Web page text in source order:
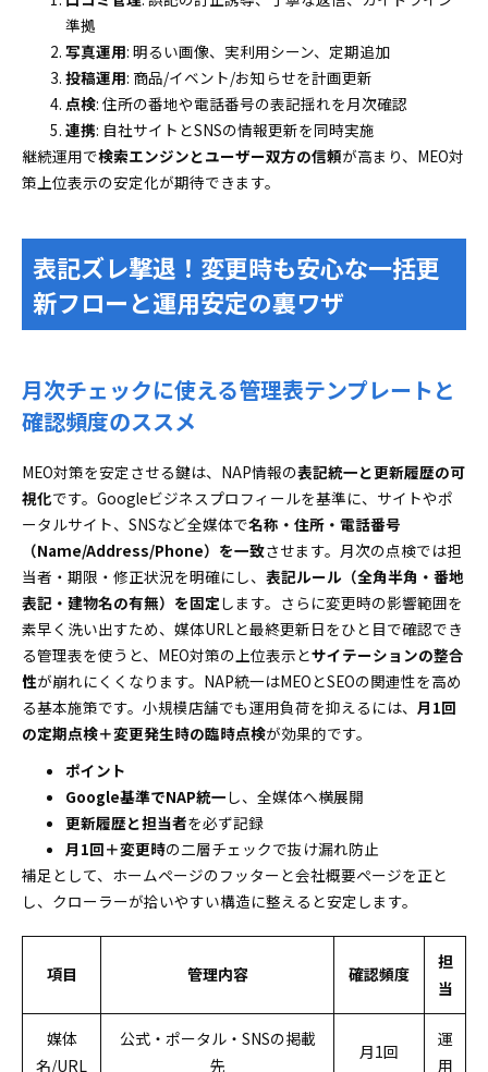
準拠
写真運用: 明るい画像、実利用シーン、定期追加
投稿運用: 商品/イベント/お知らせを計画更新
点検: 住所の番地や電話番号の表記揺れを月次確認
連携: 自社サイトとSNSの情報更新を同時実施
継続運用で検索エンジンとユーザー双方の信頼が高まり、MEO対
策上位表示の安定化が期待できます。
表記ズレ撃退！変更時も安心な一括更
新フローと運用安定の裏ワザ
月次チェックに使える管理表テンプレートと
確認頻度のススメ
MEO対策を安定させる鍵は、NAP情報の表記統一と更新履歴の可
視化です。Googleビジネスプロフィールを基準に、サイトやポ
ータルサイト、SNSなど全媒体で名称・住所・電話番号
（Name/Address/Phone）を一致させます。月次の点検では担
当者・期限・修正状況を明確にし、 表記ルール（全角半角・番地
表記・建物名の有無）を固定します。さらに変更時の影響範囲を
素早く洗い出すため、媒体URLと最終更新日をひと目で確認でき
る管理表を使うと、MEO対策の上位表示とサイテーションの整合
性が崩れにくくなります。NAP統一はMEOとSEOの関連性を高め
る基本施策です。小規模店舗でも運用負荷を抑えるには、 月1回
の定期点検＋変更発生時の臨時点検が効果的です。
ポイント
Google基準でNAP統一 し、全媒体へ横展開
更新履歴と担当者を必ず記録
月1回＋変更時の二層チェックで抜け漏れ防止
補足として、ホームページのフッターと会社概要ページを正と
し、クローラーが拾いやすい構造に整えると安定します。
項目 管理内容 確認頻度
担
当
媒体
名/URL
公式・ポータル・SNSの掲載
先
月1回
運
用